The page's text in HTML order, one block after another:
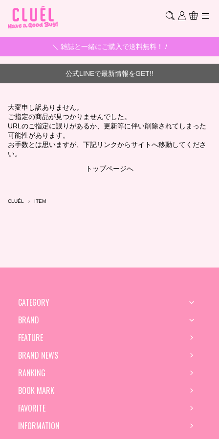
＼ 雑誌と一緒にご購入で送料無料！ /
公式LINEで最新情報をGET!!
大変申し訳ありません。
ご指定の商品が見つかりませんでした。
URLのご指定に誤りがあるか、更新等に伴い削除されてしまった
可能性があります。
お手数とは思いますが、下記リンクからサイトへ移動してくださ
い。
トップページへ
CLUÉL ITEM
CATEGORY
BRAND
FEATURE
BRAND NEWS
RANKING
BOOK MARK
FAVORITE
INFORMATION